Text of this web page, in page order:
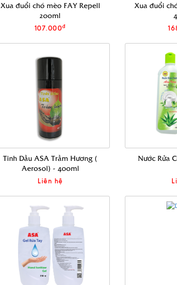
Xua đuổi chó mèo FAY Repell
200ml
107.000đ
Xua đuổi
Tinh Dầu ASA Trầm Hương (
Aerosol) - 400ml
Liên hệ
Nước Rửa